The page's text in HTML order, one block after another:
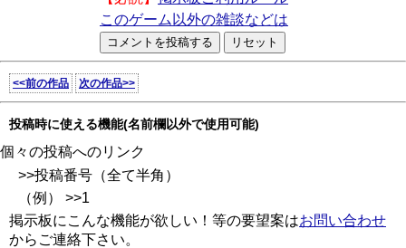
このゲーム以外の雑談などは
<<前の作品 次の作品>>
投稿時に使える機能(名前欄以外で使用可能)
個々の投稿へのリンク
>>投稿番号（全て半角）
（例） >>1
掲示板にこんな機能が欲しい！等の要望案はお問い合わせ
からご連絡下さい。